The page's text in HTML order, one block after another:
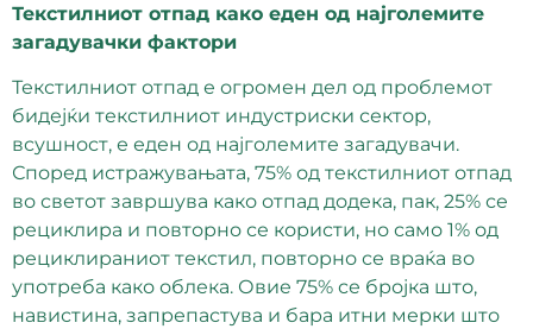
Текстилниот отпад како еден од најголемите
загадувачки фактори
Текстилниот отпад е огромен дел од проблемот
бидејќи текстилниот индустриски сектор,
всушност, е еден од најголемите загадувачи.
Според истражувањата, 75% од текстилниот отпад
во светот завршува како отпад додека, пак, 25% се
рециклира и повторно се користи, но само 1% од
рециклираниот текстил, повторно се враќа во
употреба како облека. Овие 75% се бројка што,
навистина, запрепастува и бара итни мерки што